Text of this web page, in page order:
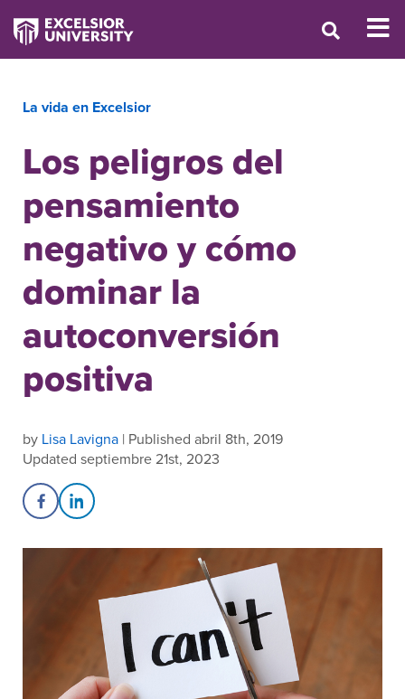
La vida en Excelsior
Los peligros del
pensamiento
negativo y cómo
dominar la
autoconversión
positiva
by Lisa Lavigna | Published abril 8th, 2019
Updated septiembre 21st, 2023
Share on Facebook
Share on LinkedIn